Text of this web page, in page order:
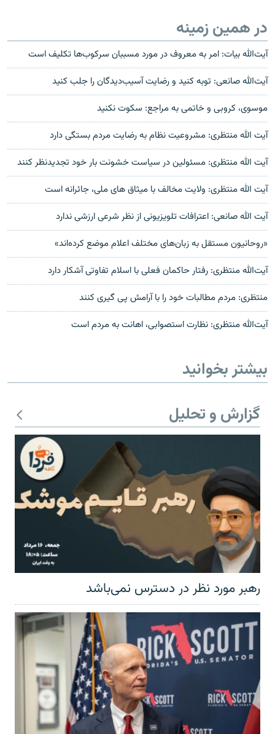
در همین زمینه
آیت‌الله بیات: امر به معروف در مورد مسببان سرکوب‌ها تکلیف است
آيت‌الله صانعی: توبه کنید و رضایت‌ آسیب‌دیدگان را جلب کنید
موسوی، کروبی و خاتمی به مراجع: سکوت نکنید
آيت الله منتظری: مشروعيت نظام به رضايت‏ ‏مردم بستگی دارد
آيت الله منتظری: مسئولين در سياست خشونت بار خود تجديدنظر‏ کنند
آیت الله منتظری: ولايت مخالف با ميثاق‌‌ های ملی، جائرانه است
آيت الله صانعی: اعترافات تلويزيونی از نظر شرعی ارزشی ندارد
«روحانیون مستقل به زبان‌های مختلف اعلام موضع کرده‌اند»
آیت‌الله منتظری: رفتار حاکمان فعلی با اسلام تفاوتی آشکار دارد
منتظری: مردم مطالبات خود را با آرامش پی گیری کنند
آيت‌الله منتظری: نظارت استصوابی، اهانت به مردم است
بیشتر بخوانید
گزارش و تحلیل
رهبر مورد نظر در دسترس نمی‌باشد